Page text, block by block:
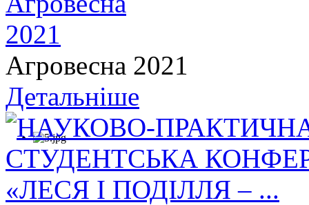
Агровесна 2021
Детальніше